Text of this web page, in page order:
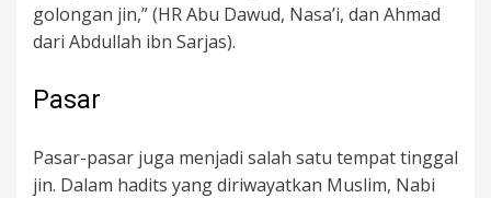
golongan jin,” (HR Abu Dawud, Nasa’i, dan Ahmad
dari Abdullah ibn Sarjas).
Pasar
Pasar-pasar juga menjadi salah satu tempat tinggal
jin. Dalam hadits yang diriwayatkan Muslim, Nabi